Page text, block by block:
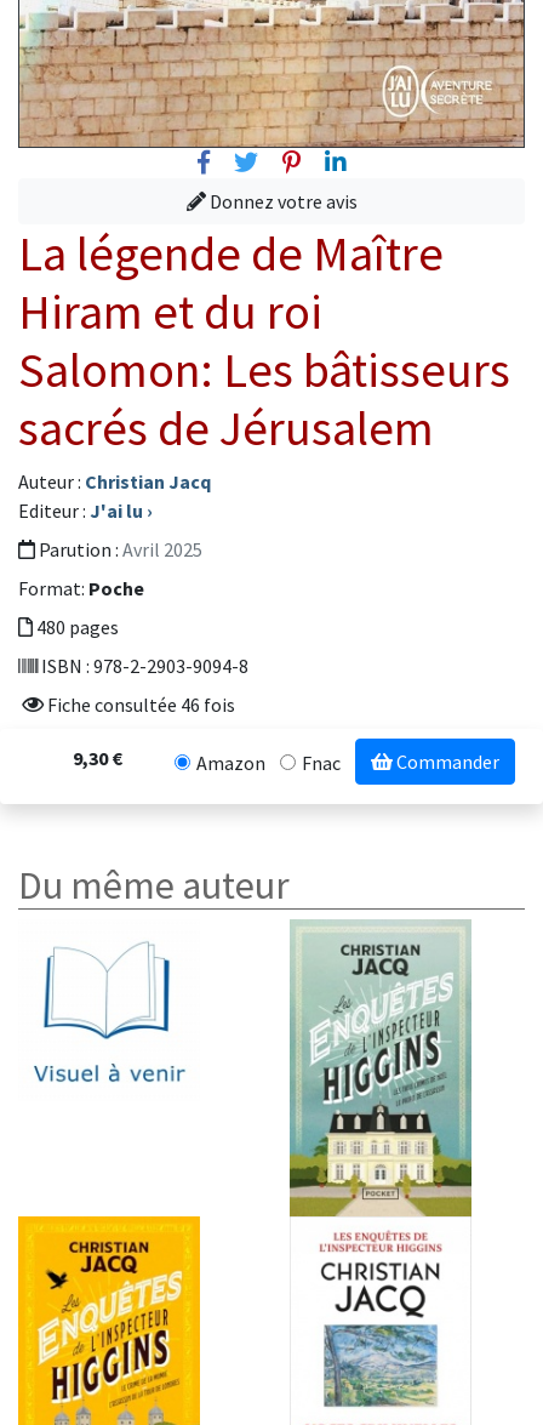
FacebookTwitterPinterest
Linkedin
Donnez votre avis
La légende de Maître
Hiram et du roi
Salomon: Les bâtisseurs
sacrés de Jérusalem
Auteur : Christian Jacq
Editeur : J'ai lu ›
Parution : Avril 2025
Format: Poche
480 pages
ISBN : 978-2-2903-9094-8
Fiche consultée 46 fois
9,30 € Amazon Fnac Commander
Du même auteur